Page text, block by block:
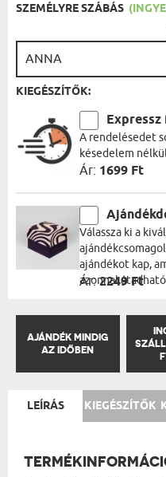
SZEMÉLYRE SZÁBÁS
KIEGÉSZÍTŐK:
A rendelésedet
késedelem
Ár: 1699 Ft
Válassza ki a
ajándékot kap,
azonnal
Ár:2249 Ft
AJÁNDÉK MINDIG
AZ IDŐBEN
LEÍRÁS KIEGÉSZÍTŐK